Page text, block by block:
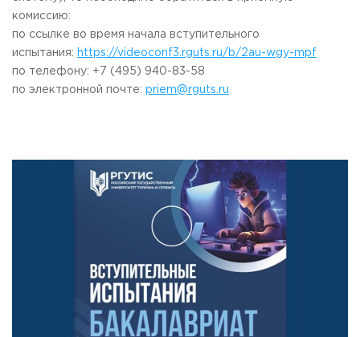
комиссию:
по ссылке во время начала вступительного
испытания: https://videoconf3.rguts.ru/b/2au-wgy-mpf
по телефону: +7 (495) 940-83-58
по электронной почте: priem@rguts.ru